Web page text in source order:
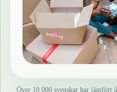
Över 10 000 svenskar har jämfört